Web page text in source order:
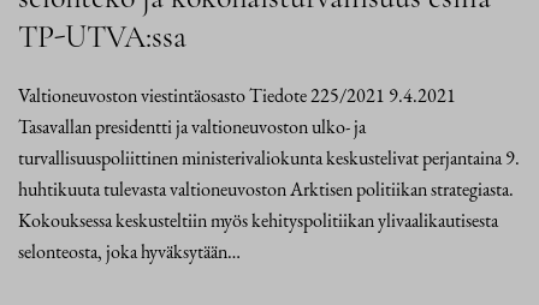
TP-UTVA:ssa
Valtioneuvoston viestintäosasto Tiedote 225/2021 9.4.2021
Tasavallan presidentti ja valtioneuvoston ulko- ja
turvallisuuspoliittinen ministerivaliokunta keskustelivat perjantaina 9.
huhtikuuta tulevasta valtioneuvoston Arktisen politiikan strategiasta.
Kokouksessa keskusteltiin myös kehityspolitiikan ylivaalikautisesta
selonteosta, joka hyväksytään…